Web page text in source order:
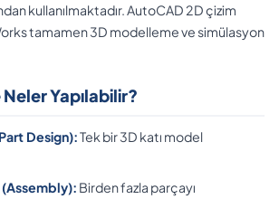
kullanılmaktadır. AutoCAD 2D çizim
tamamen 3D modelleme ve simülasyon
Yapılabilir?
Design):Tek bir 3D katı model
(Assembly): Birden fazla parçayı